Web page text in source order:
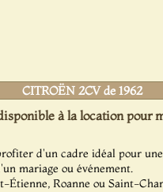
CITROËN 2CV de 1962
à la location pour
d'un cadre idéal pour
mariage ou événement.
Étienne, Roanne ou Saint-